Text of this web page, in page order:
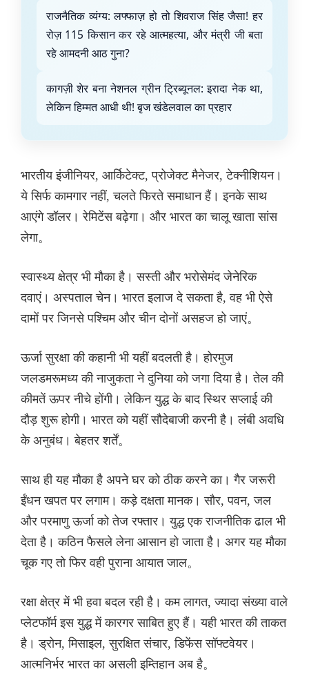
राजनैतिक व्यंग्य: लफ्फाज़ हो तो शिवराज सिंह जैसा! हर
रोज़ 115 किसान कर रहे आत्महत्या, और मंत्री जी बता
रहे आमदनी आठ गुना?
कागज़ी शेर बना नेशनल ग्रीन ट्रिब्यूनल: इरादा नेक था,
लेकिन हिम्मत आधी थी! बृज खंडेलवाल का प्रहार
भारतीय इंजीनियर, आर्किटेक्ट, प्रोजेक्ट मैनेजर, टेक्नीशियन।
ये सिर्फ कामगार नहीं, चलते फिरते समाधान हैं। इनके साथ
आएंगे डॉलर। रेमिटेंस बढ़ेगा। और भारत का चालू खाता सांस
लेगा。
स्वास्थ्य क्षेत्र भी मौका है। सस्ती और भरोसेमंद जेनेरिक
दवाएं। अस्पताल चेन। भारत इलाज दे सकता है, वह भी ऐसे
दामों पर जिनसे पश्चिम और चीन दोनों असहज हो जाएं。
ऊर्जा सुरक्षा की कहानी भी यहीं बदलती है। होरमुज
जलडमरूमध्य की नाजुकता ने दुनिया को जगा दिया है। तेल की
कीमतें ऊपर नीचे होंगी। लेकिन युद्ध के बाद स्थिर सप्लाई की
दौड़ शुरू होगी। भारत को यहीं सौदेबाजी करनी है। लंबी अवधि
के अनुबंध। बेहतर शर्तें。
साथ ही यह मौका है अपने घर को ठीक करने का। गैर जरूरी
ईंधन खपत पर लगाम। कड़े दक्षता मानक। सौर, पवन, जल
और परमाणु ऊर्जा को तेज रफ्तार। युद्ध एक राजनीतिक ढाल भी
देता है। कठिन फैसले लेना आसान हो जाता है। अगर यह मौका
चूक गए तो फिर वही पुराना आयात जाल。
रक्षा क्षेत्र में भी हवा बदल रही है। कम लागत, ज्यादा संख्या वाले
प्लेटफॉर्म इस युद्ध में कारगर साबित हुए हैं। यही भारत की ताकत
है। ड्रोन, मिसाइल, सुरक्षित संचार, डिफेंस सॉफ्टवेयर।
आत्मनिर्भर भारत का असली इम्तिहान अब है。